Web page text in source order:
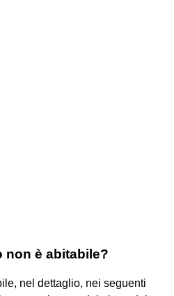
non è abitabile?
nel dettaglio, nei seguenti